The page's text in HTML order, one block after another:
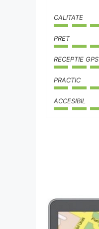
CALITATE
PRET
RECEPTIE GPS
PRACTIC
ACCESIBIL